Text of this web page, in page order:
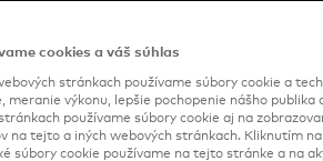
cookies a váš súhlas
stránkach používame súbory cookie a
meranie výkonu, lepšie pochopenie nášho
používame súbory cookie aj na
na tejto a iných webových stránkach. Kliknutím
súbory cookie používame na tejto stránke a na